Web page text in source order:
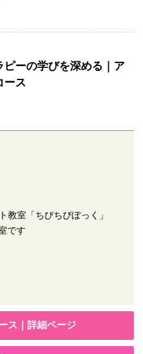
ピーの学びを深める｜ア
ース
教室「ちびちびぽっく」
です
ス｜詳細ページ